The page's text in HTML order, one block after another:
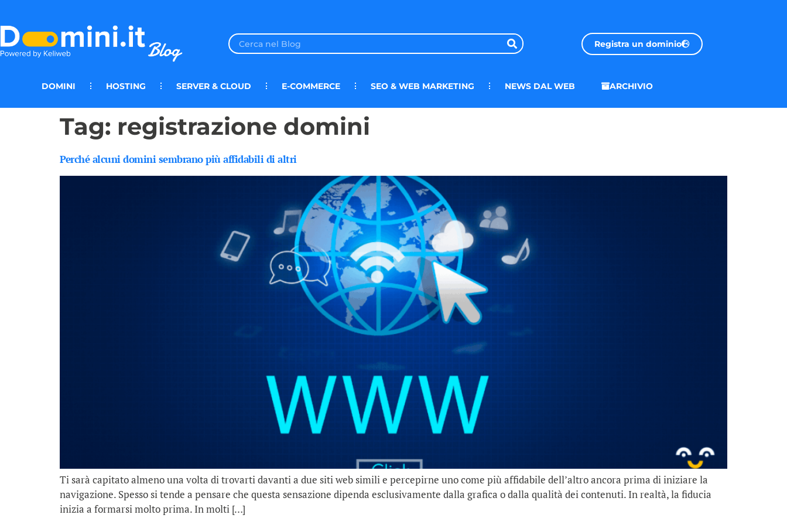
Registra un dominio
DOMINI HOSTING SERVER & CLOUD E-COMMERCE SEO & WEB MARKETING NEWS DAL WEB ARCHIVIO
Tag: registrazione domini
Perché alcuni domini sembrano più affidabili di altri
Ti sarà capitato almeno una volta di trovarti davanti a due siti web simili e percepirne uno come più affidabile dell’altro ancora prima di iniziare la
navigazione. Spesso si tende a pensare che questa sensazione dipenda esclusivamente dalla grafica o dalla qualità dei contenuti. In realtà, la fiducia
inizia a formarsi molto prima. In molti […]